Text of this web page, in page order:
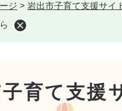
ジ > 岩出市子育て支援サイ
育て支援